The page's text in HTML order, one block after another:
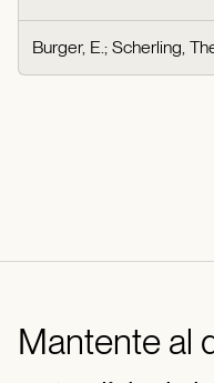
Burger, E. ; Scherling,
Mantente al